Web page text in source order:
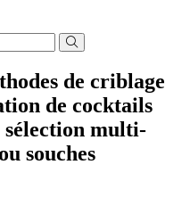
de criblage
de cocktails
sélection multi-
souches